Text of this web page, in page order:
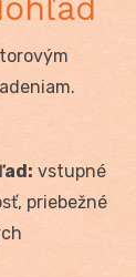
vstupné
priebežné